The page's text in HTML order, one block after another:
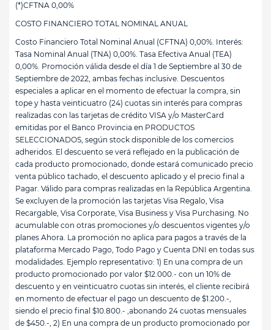
(*)CFTNA 0,00%
COSTO FINANCIERO TOTAL NOMINAL ANUAL
Costo Financiero Total Nominal Anual (CFTNA) 0,00%. Interés:
Tasa Nominal Anual (TNA) 0,00%. Tasa Efectiva Anual (TEA)
0,00%. Promoción válida desde el día 1 de Septiembre al 30 de
Septiembre de 2022, ambas fechas inclusive. Descuentos
especiales a aplicar en el momento de efectuar la compra, sin
tope y hasta veinticuatro (24) cuotas sin interés para compras
realizadas con las tarjetas de crédito VISA y/o MasterCard
emitidas por el Banco Provincia en PRODUCTOS
SELECCIONADOS, según stock disponible de los comercios
adheridos. El descuento se verá reflejado en la publicación de
cada producto promocionado, donde estará comunicado precio
venta público tachado, el descuento aplicado y el precio final a
Pagar. Válido para compras realizadas en la República Argentina.
Se excluyen de la promoción las tarjetas Visa Regalo, Visa
Recargable, Visa Corporate, Visa Business y Visa Purchasing. No
acumulable con otras promociones y/o descuentos vigentes y/o
planes Ahora. La promoción no aplica para pagos a través de la
plataforma Mercado Pago, Todo Pago y Cuenta DNI en todas sus
modalidades. Ejemplo representativo: 1) En una compra de un
producto promocionado por valor $12.000.- con un 10% de
descuento y en veinticuatro cuotas sin interés, el cliente recibirá
en momento de efectuar el pago un descuento de $1.200.-,
siendo el precio final $10.800.- ,abonando 24 cuotas mensuales
de $450.-, 2) En una compra de un producto promocionado por